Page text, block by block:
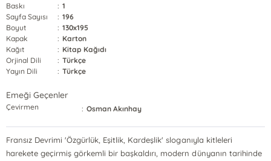
Baskı
: 1
Sayfa Sayısı
: 196
Boyut
: 130x195
Kapak
: Karton
Kağıt
: Kitap Kağıdı
Orjinal Dili
: Türkçe
Yayın Dili
: Türkçe
Emeği Geçenler
Çevirmen : Osman Akınhay
Fransız Devrimi 'Özgürlük, Eşitlik, Kardeşlik' sloganıyla kitleleri
harekete geçirmiş görkemli bir başkaldırı, modern dünyanın tarihinde